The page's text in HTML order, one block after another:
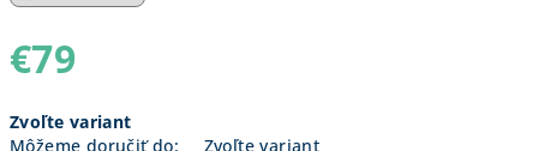
€79
cena:
Zvoľte variant
Môžeme doručiť do:
Zvoľte variant